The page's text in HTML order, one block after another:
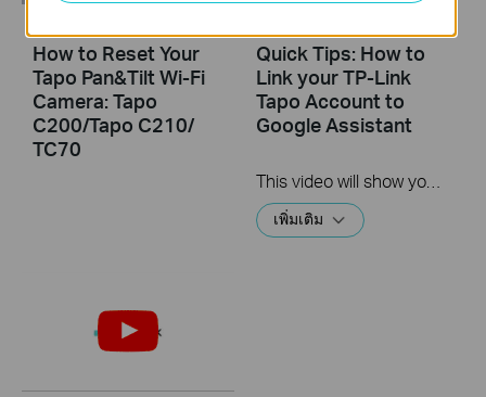
How to Reset Your
Tapo Pan&Tilt Wi-Fi
Camera: Tapo
C200/Tapo C210/
TC70
Quick Tips: How to
Link your TP-Link
Tapo Account to
Google Assistant
This video will show you how to link your TP-Link Tapo account to Google Assistant
เพิ่มเติม